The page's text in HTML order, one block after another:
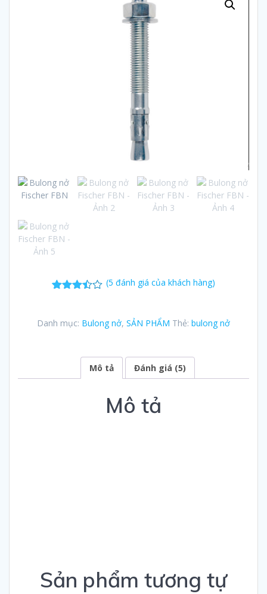
đánh giá
(5 đánh giá của khách hàng)
Danh mục: Bulong nở, SẢN PHẨM Thẻ: bulong nở
Mô tả Đánh giá (5)
Mô tả
Sản phẩm tương tự